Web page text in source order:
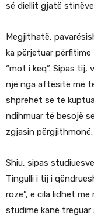
së diellit gjatë
Megjithatë,
ka përjetuar
“mot i keq”. Sipas
një nga aftësitë më
shprehet se të
ndihmuar të besojë
zgjasin përgjithmonë.
Shiu, sipas
Tingulli i tij i
rozë”, e cila lidhet
studime kanë